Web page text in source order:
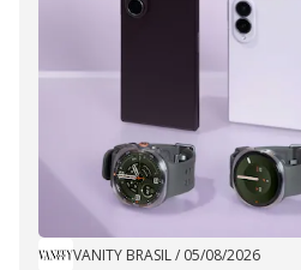
VANITY BRASIL/ 05/08/2026